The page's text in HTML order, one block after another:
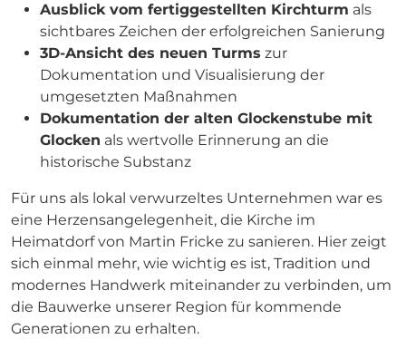
Ausblick vom fertiggestellten Kirchturm als
sichtbares Zeichen der erfolgreichen Sanierung
3D-Ansicht des neuen Turms zur
Dokumentation und Visualisierung der
umgesetzten Maßnahmen
Dokumentation der alten Glockenstube mit
Glocken als wertvolle Erinnerung an die
historische Substanz
Für uns als lokal verwurzeltes Unternehmen war es
eine Herzensangelegenheit, die Kirche im
Heimatdorf von Martin Fricke zu sanieren. Hier zeigt
sich einmal mehr, wie wichtig es ist, Tradition und
modernes Handwerk miteinander zu verbinden, um
die Bauwerke unserer Region für kommende
Generationen zu erhalten.